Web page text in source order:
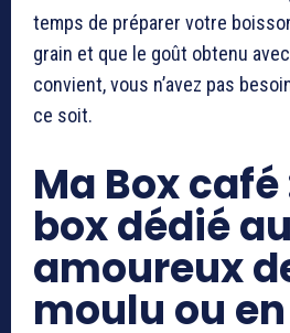
temps de préparer votre
grain et que le goût obtenu
convient, vous n’avez pas
ce soit.
Ma Box café
box dédié
amoureux
moulu ou